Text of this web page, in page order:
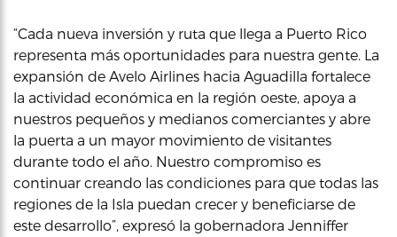
“Cada nueva inversión y ruta que llega a Puerto Rico
representa más oportunidades para nuestra gente. La
expansión de Avelo Airlines hacia Aguadilla fortalece
la actividad económica en la región oeste, apoya a
nuestros pequeños y medianos comerciantes y abre
la puerta a un mayor movimiento de visitantes
durante todo el año. Nuestro compromiso es
continuar creando las condiciones para que todas las
regiones de la Isla puedan crecer y beneficiarse de
este desarrollo”, expresó la gobernadora Jenniffer